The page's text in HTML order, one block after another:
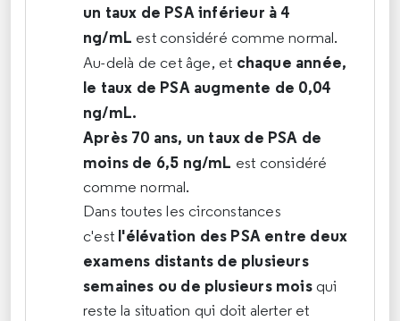
un taux de PSA inférieur à 4
ng/mL est considéré comme normal.
Au-delà de cet âge, et chaque année,
le taux de PSA augmente de 0,04
ng/mL.
Après 70 ans, un taux de PSA de
moins de 6,5 ng/mL est considéré
comme normal.
Dans toutes les circonstances
c'est l'élévation des PSA entre deux
examens distants de plusieurs
semaines ou de plusieurs moisqui
reste la situation qui doit alerter et